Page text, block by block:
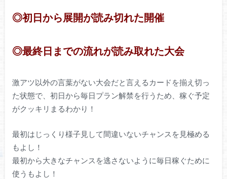
◎初日から展開が読み切れた開催
◎最終日までの流れが読み取れた大会
激アツ以外の言葉がない大会だと言えるカードを揃え切っ
た状態で、初日から毎日プラン解禁を行うため、稼ぐ予定
がクッキリまるわかり！
最初はじっくり様子見して間違いないチャンスを見極める
もよし！
最初から大きなチャンスを逃さないように毎日稼ぐために
使うもよし！